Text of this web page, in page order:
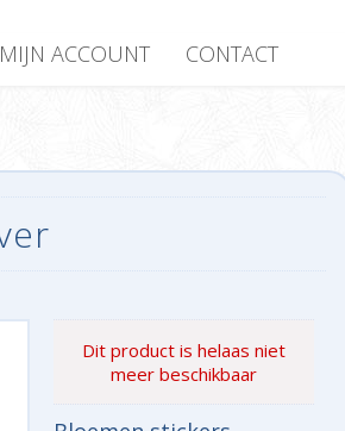
MIJN ACCOUNT CONTACT
Dit product is helaas niet
meer beschikbaar